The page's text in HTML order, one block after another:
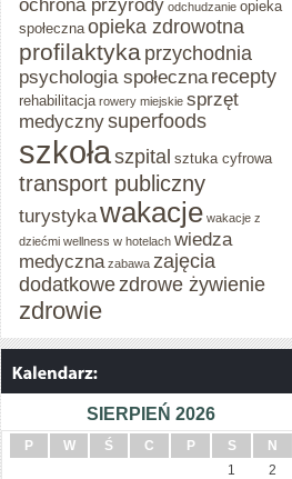
ochrona przyrody odchudzanie opieka
społeczna opieka zdrowotna
profilaktyka przychodnia
psychologia społeczna recepty
rehabilitacja rowery miejskie sprzęt
medycznysuperfoods
szkołaszpital sztuka cyfrowa
transport publiczny
turystykawakacje wakacje z
dziećmi wellness w hotelach wiedza
medyczna zabawa zajęcia
dodatkowezdrowe żywienie
zdrowie
SIERPIEŃ 2026
P W Ś C P S
N
1
2